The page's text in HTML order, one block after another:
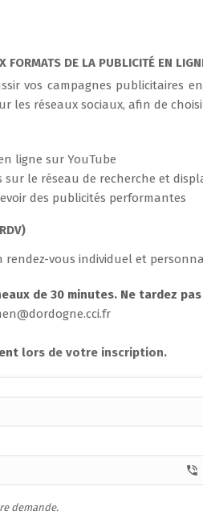
DE LA PUBLICITÉ EN
vos campagnes publicitaires
les réseaux sociaux, afin de
ligne sur YouTube
sur le réseau de recherche et
des publicités performantes
vous individuel et
de 30 minutes. Ne tardez
lors de votre inscription.
demande.